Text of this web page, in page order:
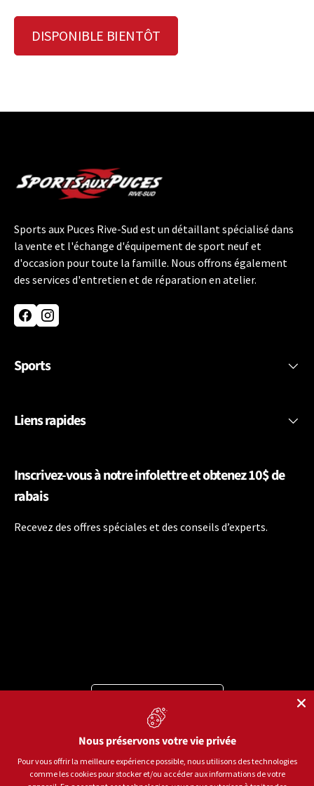
DISPONIBLE BIENTÔT
Sports aux Puces Rive-Sud est un détaillant spécialisé dans
la vente et l'échange d'équipement de sport neuf et
d'occasion pour toute la famille. Nous offrons également
des services d'entretien et de réparation en atelier.
FacebookInstagram
Sports
Liens rapides
Inscrivez-vous à notre infolettre et obtenez 10$ de
rabais
Recevez des offres spéciales et des conseils d’experts.
Moyens de paiement acceptés
Langue
Nous préservons votre vie privée
Pour vous offrir la meilleure expérience possible, nous utilisons des technologies
comme les cookies pour stocker et/ou accéder aux informations de votre